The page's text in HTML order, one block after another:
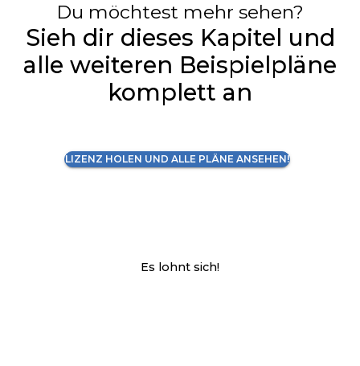
Du möchtest mehr sehen?
Sieh dir dieses Kapitel und
alle weiteren Beispielpläne
komplett an
LIZENZ HOLEN UND ALLE PLÄNE ANSEHEN!
Es lohnt sich!